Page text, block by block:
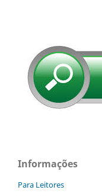
Informações
Para Leitores